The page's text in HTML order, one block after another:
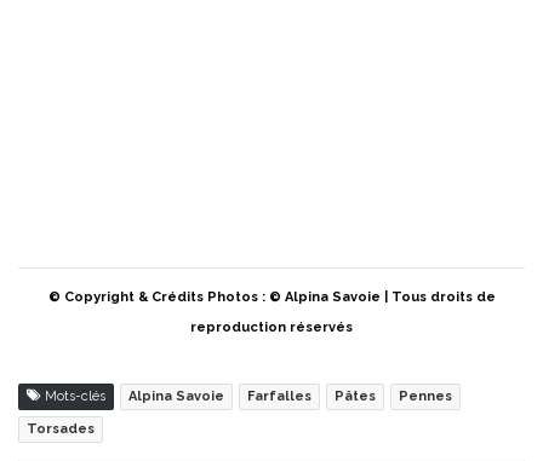
© Copyright & Crédits Photos : © Alpina Savoie | Tous droits de
reproduction réservés
Mots-clés Alpina Savoie Farfalles Pâtes Pennes
Torsades